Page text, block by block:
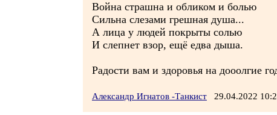
Война страшна и обликом и болью
Сильна слезами грешная душа...
А лица у людей покрыты солью
И слепнет взор, ещё едва дыша.
Радости вам и здоровья на дооолгие
Александр Игнатов -Танкист 29.04.2022